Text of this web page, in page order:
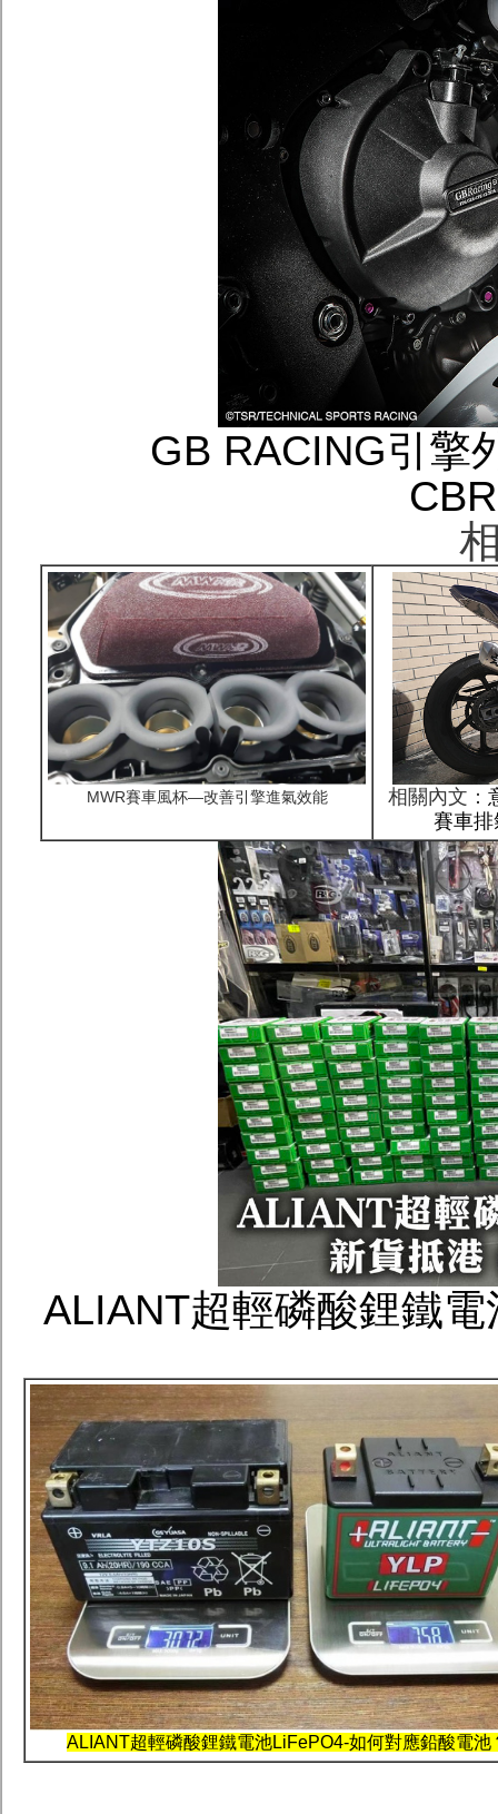
GB RACING引擎
MWR賽車風杯—改善引擎進氣效能 相關內文：
賽車
ALIANT超輕磷酸鋰鐵
ALIANT超輕磷酸鋰鐵電池LiFePO4-如何對應鉛酸電池